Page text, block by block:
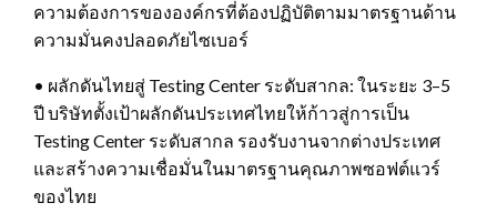
ความต้องการขององค์กรที่ต้องปฏิบัติตามมาตรฐานด้าน
ความมั่นคงปลอดภัยไซเบอร์
• ผลักดันไทยสู่ Testing Center ระดับสากล: ในระยะ 3–5
ปี บริษัทตั้งเป้าผลักดันประเทศไทยให้ก้าวสู่การเป็น
Testing Center ระดับสากล รองรับงานจากต่างประเทศ
และสร้างความเชื่อมั่นในมาตรฐานคุณภาพซอฟต์แวร์
ของไทย